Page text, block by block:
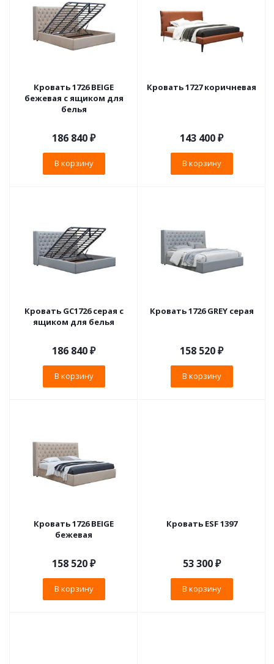
Кровать 1726 BEIGE
бежевая с ящиком для
белья
186 840₽
В корзину
Кровать 1727 коричневая
143 400₽
В корзину
Кровать GC1726 серая с
ящиком для белья
186 840₽
В корзину
Кровать 1726 GREY серая
158 520₽
В корзину
Кровать 1726 BEIGE
бежевая
158 520₽
В корзину
Кровать ESF 1397
53 300₽
В корзину